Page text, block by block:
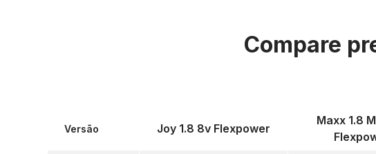
Compare
Versão Joy 1.8 8v Flexpower
Maxx 1.8